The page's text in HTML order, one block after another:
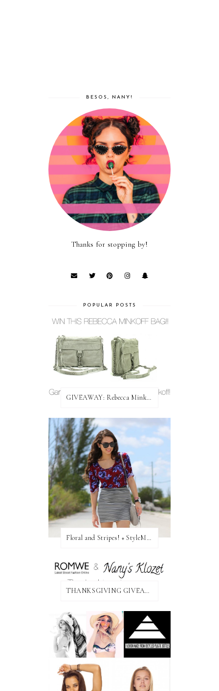
BESOS, NANY!
Thanks for stopping by!
POPULAR POSTS
GIVEAWAY: Rebecca Minkoff Bag!
Floral and Stripes! + StyleMint GIVEAWAY!
THANKSGIVING GIVEAWAY!